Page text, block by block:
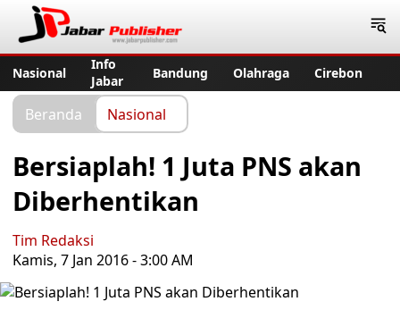
Nasional
Info
Jabar
Bandung Olahraga Cirebon
Beranda Nasional
Bersiaplah! 1 Juta PNS akan
Diberhentikan
Tim Redaksi
Kamis, 7 Jan 2016 - 3:00 AM